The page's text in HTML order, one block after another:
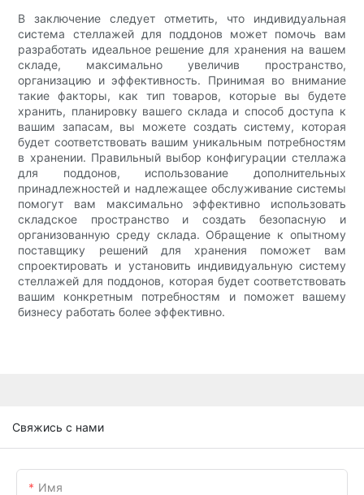
В заключение следует отметить, что индивидуальная
система стеллажей для поддонов может помочь вам
разработать идеальное решение для хранения на вашем
складе, максимально увеличив пространство,
организацию и эффективность. Принимая во внимание
такие факторы, как тип товаров, которые вы будете
хранить, планировку вашего склада и способ доступа к
вашим запасам, вы можете создать систему, которая
будет соответствовать вашим уникальным потребностям
в хранении. Правильный выбор конфигурации стеллажа
для поддонов, использование дополнительных
принадлежностей и надлежащее обслуживание системы
помогут вам максимально эффективно использовать
складское пространство и создать безопасную и
организованную среду склада. Обращение к опытному
поставщику решений для хранения поможет вам
спроектировать и установить индивидуальную систему
стеллажей для поддонов, которая будет соответствовать
вашим конкретным потребностям и поможет вашему
бизнесу работать более эффективно.
Свяжись с нами
Имя